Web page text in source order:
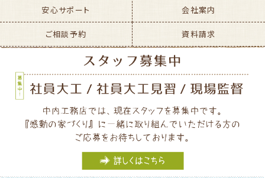
安心サポート 会社案内
ご相談予約 資料請求